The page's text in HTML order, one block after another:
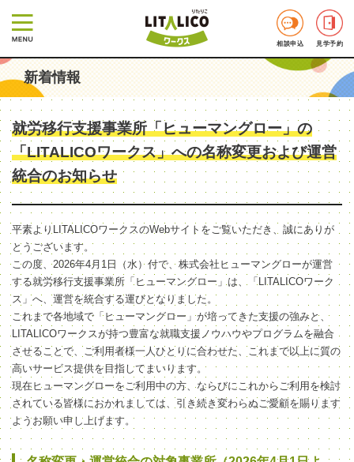
相談申込 見学予約
新着情報
就労移行支援事業所「ヒューマングロー」の
「LITALICOワークス」への名称変更および運営
統合のお知らせ
平素よりLITALICOワークスのWebサイトをご覧いただき、誠にありが
とうございます。
この度、2026年4月1日（水）付で、株式会社ヒューマングローが運営
する就労移行支援事業所「ヒューマングロー」は、「LITALICOワーク
ス」へ、運営を統合する運びとなりました。
これまで各地域で「ヒューマングロー」が培ってきた支援の強みと、
LITALICOワークスが持つ豊富な就職支援ノウハウやプログラムを融合
させることで、ご利用者様一人ひとりに合わせた、これまで以上に質の
高いサービス提供を目指してまいります。
現在ヒューマングローをご利用中の方、ならびにこれからご利用を検討
されている皆様におかれましては、引き続き変わらぬご愛顧を賜ります
ようお願い申し上げます。